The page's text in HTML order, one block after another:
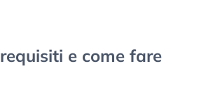
e come fare